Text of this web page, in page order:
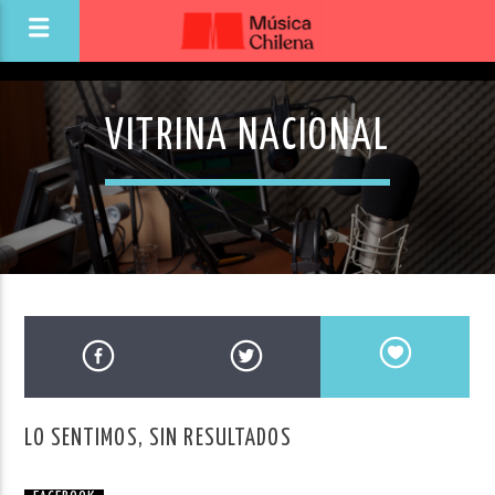
VITRINA NACIONAL
LO SENTIMOS, SIN RESULTADOS